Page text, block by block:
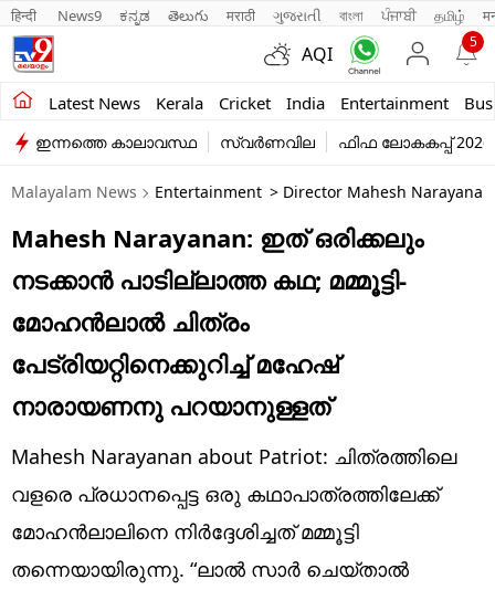
हिन्दी News9 ಕನ್ನಡ తెలుగు मराठी ગુજરાતી বাংলা ਪੰਜਾਬੀ தமிழ்
AQI
5
Latest News Kerala Cricket India Entertainment
Kerala
India
Entertainment
Business
Education
Sports
Lifestyle
world
Technology
ഇന്നത്തെ കാലാവസ്ഥ സ്വർണവില ഫിഫ ലോകകപ്പ് 2026
Malayalam News Entertainment > Director Mahesh
Mahesh Narayanan: ഇത് ഒരിക്കലും
നടക്കാൻ പാടില്ലാത്ത കഥ; മമ്മൂട്ടി-
മോഹൻലാൽ ചിത്രം
പേട്രിയറ്റിനെക്കുറിച്ച് മഹേഷ്
നാരായണനു പറയാനുള്ളത്
Mahesh Narayanan about Patriot: ചിത്രത്തിലെ
വളരെ പ്രധാനപ്പെട്ട ഒരു കഥാപാത്രത്തിലേക്ക്
മോഹൻലാലിനെ നിർദ്ദേശിച്ചത് മമ്മൂട്ടി
തന്നെയായിരുന്നു. “ലാൽ സാർ ചെയ്താൽ